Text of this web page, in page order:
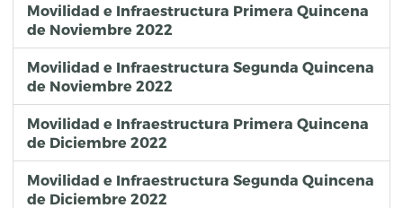
Movilidad e Infraestructura Primera Quincena
de Noviembre 2022
Movilidad e Infraestructura Segunda Quincena
de Noviembre 2022
Movilidad e Infraestructura Primera Quincena
de Diciembre 2022
Movilidad e Infraestructura Segunda Quincena
de Diciembre 2022